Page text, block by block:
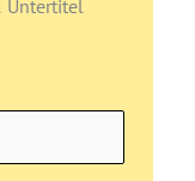
Untertitel